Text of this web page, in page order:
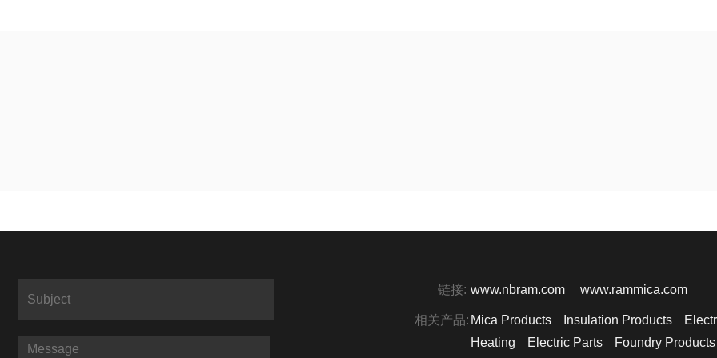
链接: www.nbram.com www.rammica.com
相关产品: Mica Products Insulation Products
Heating
Electric Parts Foundry Products